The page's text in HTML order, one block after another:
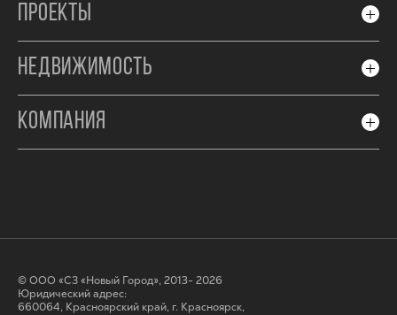
ПРОЕКТЫ
НЕДВИЖИМОСТЬ
КОМПАНИЯ
© ООО «СЗ «Новый Город», 2013- 2026
Юридический адрес:
660064, Красноярский край, г. Красноярск,